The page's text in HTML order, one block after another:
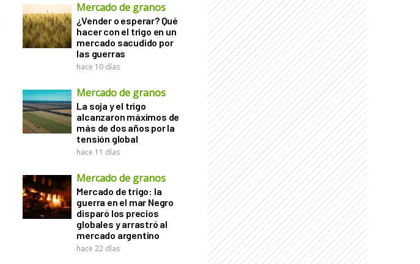
Mercado de granos
¿Vender o esperar? Qué
hacer con el trigo en un
mercado sacudido por
las guerras
hace 10 días
Mercado de granos
La soja y el trigo
alcanzaron máximos de
más de dos años por la
tensión global
hace 11 días
Mercado de granos
Mercado de trigo: la
guerra en el mar Negro
disparó los precios
globales y arrastró al
mercado argentino
hace 22 días